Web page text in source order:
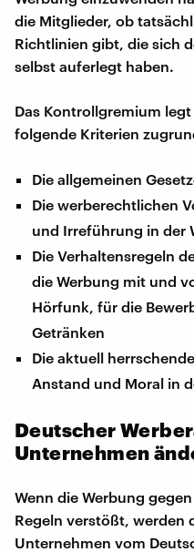
die Mitglieder, ob
Richtlinien gibt, die sich
selbst auferlegt haben.
Das Kontrollgremium
folgende Kriterien
Die allgemeinen
Die werberechtlichen
und Irreführung in der
Die Verhaltensregeln
die Werbung mit und
Hörfunk, für die
Getränken
Die aktuell
Anstand und Moral in
Deutscher
Unternehmen
Wenn die Werbung
Regeln verstößt, werden
Unternehmen vom